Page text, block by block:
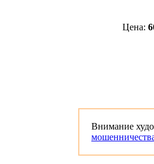
Цена:
Внимание